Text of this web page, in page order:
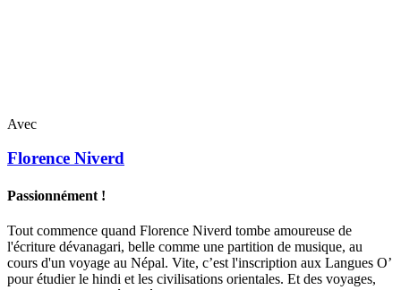
Avec
Florence Niverd
Passionnément !
Tout commence quand Florence Niverd tombe amoureuse de
l'écriture dévanagari, belle comme une partition de musique, au
cours d'un voyage au Népal. Vite, c’est l'inscription aux Langues O’
pour étudier le hindi et les civilisations orientales. Et des voyages,